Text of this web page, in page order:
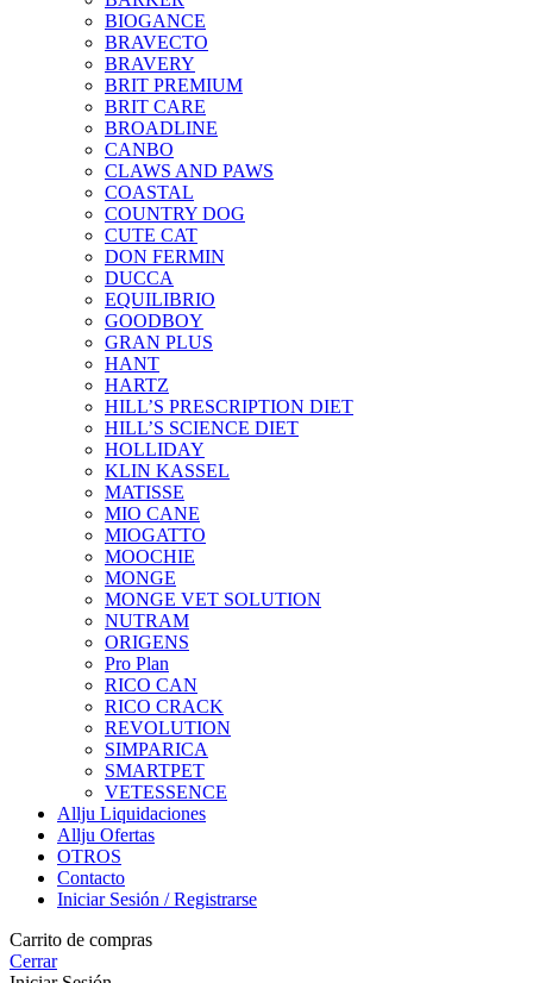
BIOGANCE
BRAVECTO
BRAVERY
BRIT PREMIUM
BRIT CARE
BROADLINE
CANBO
CLAWS AND PAWS
COASTAL
COUNTRY DOG
CUTE CAT
DON FERMIN
DUCCA
EQUILIBRIO
GOODBOY
GRAN PLUS
HANT
HARTZ
HILL’S PRESCRIPTION DIET
HILL’S SCIENCE DIET
HOLLIDAY
KLIN KASSEL
MATISSE
MIO CANE
MIOGATTO
MOOCHIE
MONGE
MONGE VET SOLUTION
NUTRAM
ORIGENS
Pro Plan
RICO CAN
RICO CRACK
REVOLUTION
SIMPARICA
SMARTPET
VETESSENCE
Allju Liquidaciones
Allju Ofertas
OTROS
Contacto
Iniciar Sesión / Registrarse
Carrito de compras
Cerrar